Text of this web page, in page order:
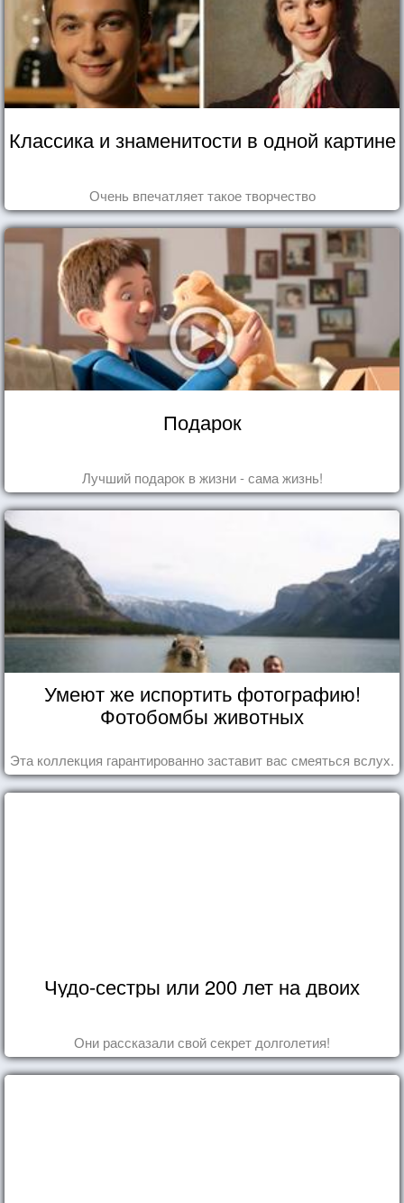
Классика и знаменитости в одной картине
Очень впечатляет такое творчество
Подарок
Лучший подарок в жизни - сама жизнь!
Умеют же испортить фотографию!
Фотобомбы животных
Эта коллекция гарантированно заставит вас смеяться вслух.
Чудо-сестры или 200 лет на двоих
Они рассказали свой секрет долголетия!